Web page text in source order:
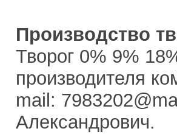
Производство
Творог 0% 9%
производителя
mail:
Александрович.